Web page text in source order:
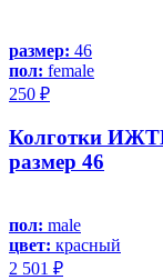
размер: 46
пол: female
250 ₽
Колготки
размер 46
пол: male
цвет: красный
2 501 ₽